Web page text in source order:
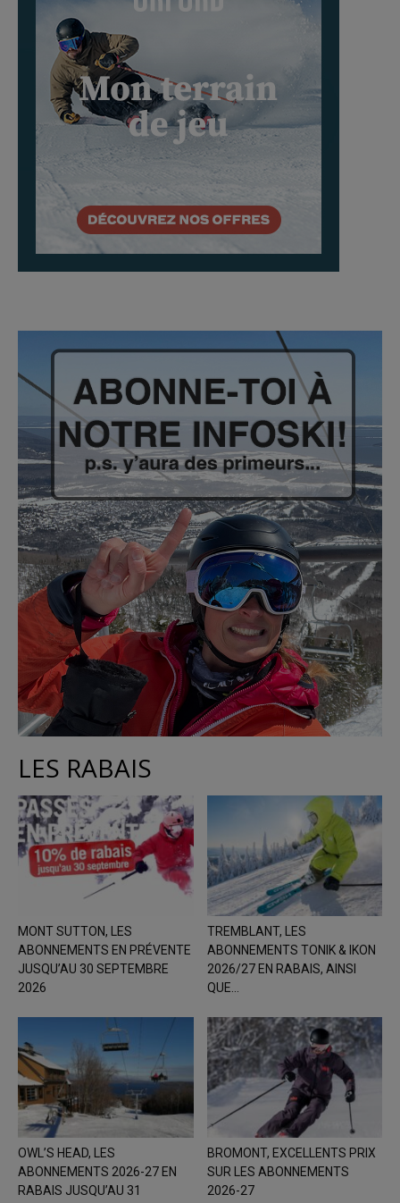
LES RABAIS
MONT SUTTON, LES
ABONNEMENTS EN PRÉVENTE
JUSQU’AU 30 SEPTEMBRE
2026
TREMBLANT, LES
ABONNEMENTS TONIK & IKON
2026/27 EN RABAIS, AINSI
QUE...
OWL’S HEAD, LES
ABONNEMENTS 2026-27 EN
RABAIS JUSQU’AU 31
BROMONT, EXCELLENTS PRIX
SUR LES ABONNEMENTS
2026-27